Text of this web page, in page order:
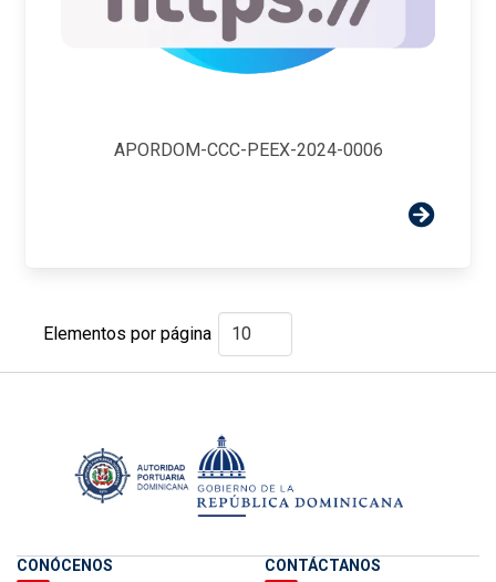
APORDOM-CCC-PEEX-2024-0006
Elementos por página
CONÓCENOS CONTÁCTANOS